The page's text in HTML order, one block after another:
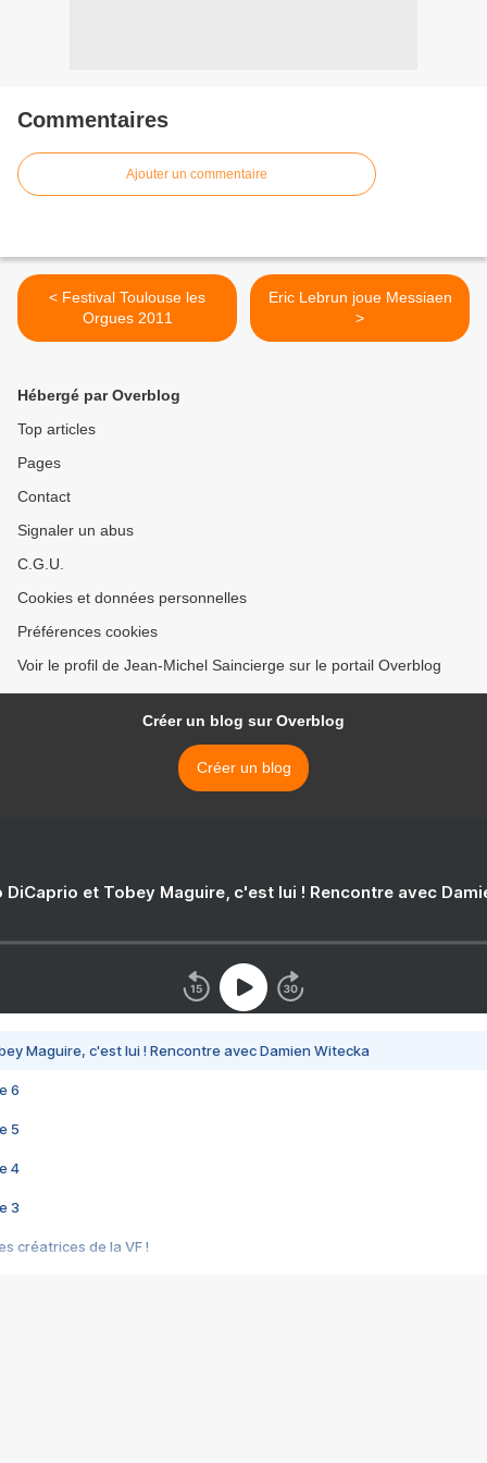
Commentaires
Ajouter un commentaire
< Festival Toulouse les
Orgues 2011
Eric Lebrun joue Messiaen
>
Hébergé par Overblog
Top articles
Pages
Contact
Signaler un abus
C.G.U.
Cookies et données personnelles
Préférences cookies
Voir le profil de Jean-Michel Saincierge sur le portail Overblog
Créer un blog sur Overblog
Créer un blog
DiCaprio et Tobey Maguire, c'est lui ! Rencontre avec
Maguire, c'est lui ! Rencontre avec Damien Witecka
6
5
4
3
créatrices de la VF !